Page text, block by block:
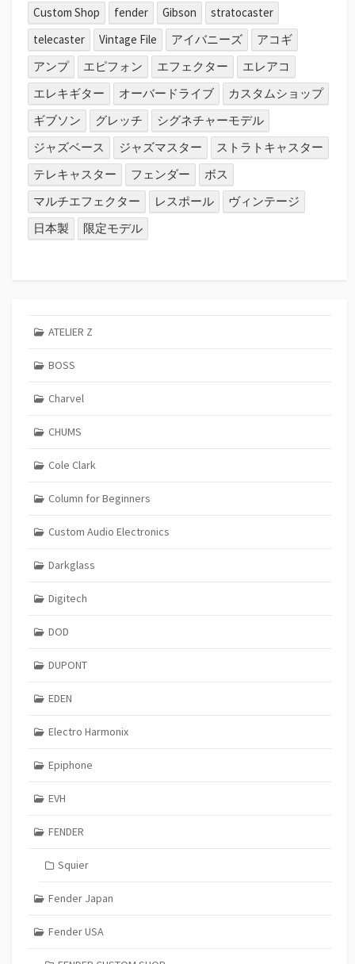
Custom Shop fender Gibson
stratocaster
telecaster
Vintage File アイバニーズ
アコギ
アンプ
エピフォン エフェクター
エレアコ
エレキギター
オーバードライブ
カスタムショップ
ギブソン
グレッチ
シグネチャーモデル
ジャズベース
ジャズマスター
ストラトキャスター
テレキャスター
フェンダー
ボス
マルチエフェクター
レスポール
ヴィンテージ
日本製
限定モデル
ATELIER Z
BOSS
Charvel
CHUMS
Cole Clark
Column for Beginners
Custom Audio Electronics
Darkglass
Digitech
DOD
DUPONT
EDEN
Electro Harmonix
Epiphone
EVH
FENDER
Squier
Fender Japan
Fender USA